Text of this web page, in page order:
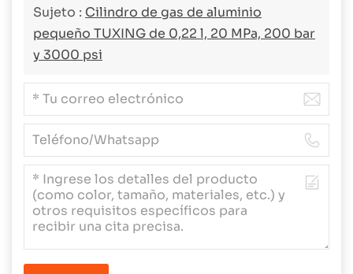
Sujeto : Cilindro de gas de aluminio
pequeño TUXING de 0,22 l, 20 MPa, 200 bar
y 3000 psi